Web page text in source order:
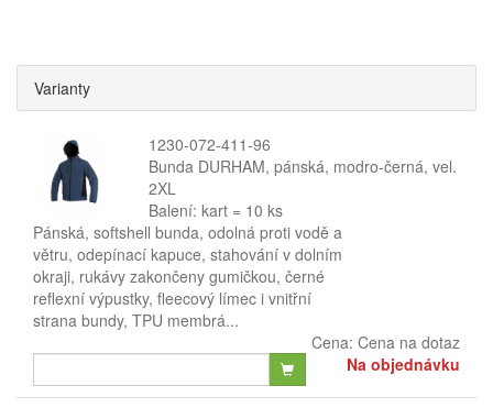
Varianty
1230-072-411-96
Bunda DURHAM, pánská, modro-černá, vel.
2XL
Balení: kart = 10 ks
Pánská, softshell bunda, odolná proti vodě a
větru, odepínací kapuce, stahování v dolním
okraji, rukávy zakončeny gumičkou, černé
reflexní výpustky, fleecový límec i vnitřní
strana bundy, TPU membrá...
Cena: Cena na dotaz
Na objednávku